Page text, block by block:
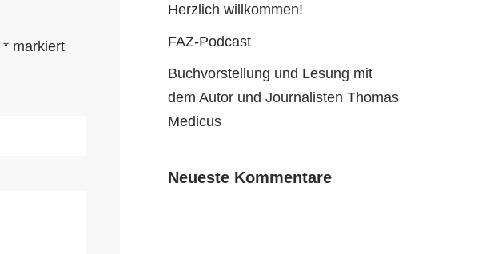
* markiert
Herzlich willkommen!
FAZ-Podcast
Buchvorstellung und Lesung mit
dem Autor und Journalisten Thomas
Medicus
Neueste Kommentare